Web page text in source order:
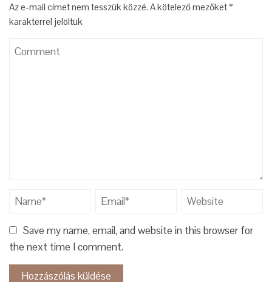
Az e-mail címet nem tesszük közzé. A kötelező mezőket*
karakterrel jelöltük
Save my name, email, and website in this browser for
the next time I comment.